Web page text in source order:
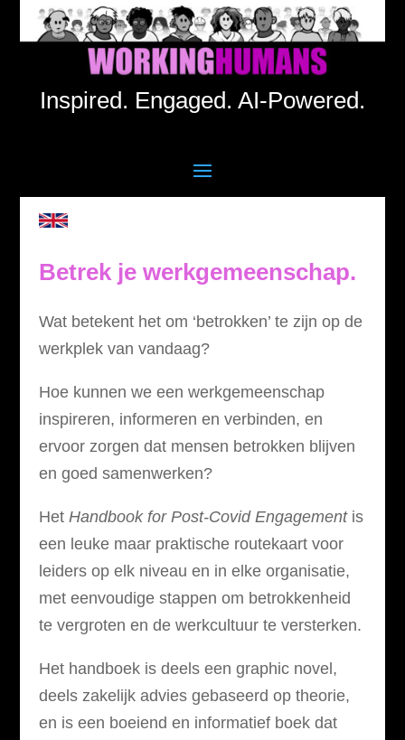
Inspired. Engaged. AI-Powered.
Betrek je werkgemeenschap.
Wat betekent het om ‘betrokken’ te zijn op de
werkplek van vandaag?
Hoe kunnen we een werkgemeenschap
inspireren, informeren en verbinden, en
ervoor zorgen dat mensen betrokken blijven
en goed samenwerken?
Het Handbook for Post-Covid Engagementis
een leuke maar praktische routekaart voor
leiders op elk niveau en in elke organisatie,
met eenvoudige stappen om betrokkenheid
te vergroten en de werkcultuur te versterken.
Het handboek is deels een graphic novel,
deels zakelijk advies gebaseerd op theorie,
en is een boeiend en informatief boek dat